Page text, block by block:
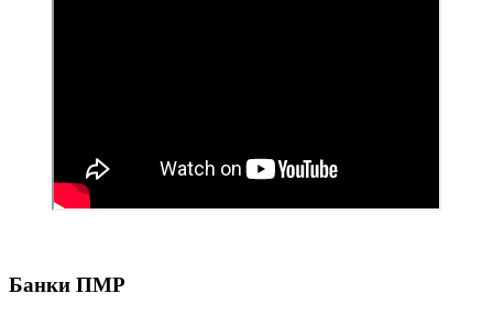
Банки ПМР